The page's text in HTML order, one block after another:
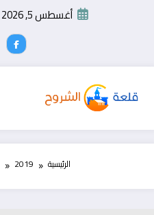
أغسطس 5, 2026
الرئيسية 2019